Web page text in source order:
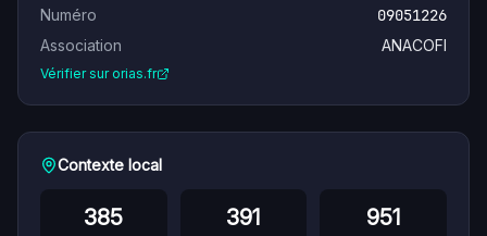
Numéro
09051226
Association ANACOFI
Vérifier sur orias.fr
Contexte local
385 391 951